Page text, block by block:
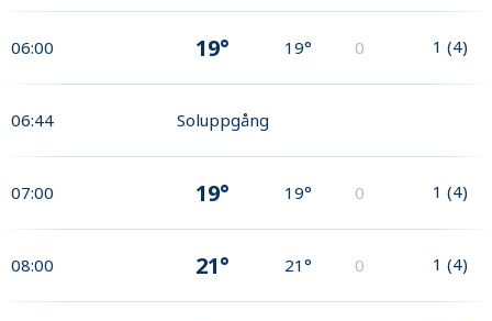
06:00 19° 19° 0 1 (4)
06:44 Soluppgång
07:00 19° 19° 0 1 (4)
08:00 21° 21° 0 1 (4)